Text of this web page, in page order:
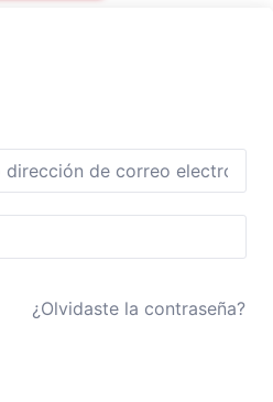
¿Olvidaste la contraseña?